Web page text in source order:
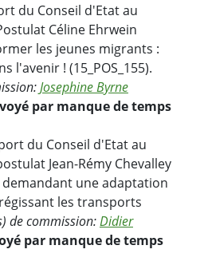
du Conseil d'Etat au
Céline Ehrwein
les jeunes migrants :
l'avenir ! (15_POS_155).
Josephine Byrne
par manque de temps
du Conseil d'Etat au
Jean-Rémy Chevalley
une adaptation
les transports
de commission:Didier
par manque de temps